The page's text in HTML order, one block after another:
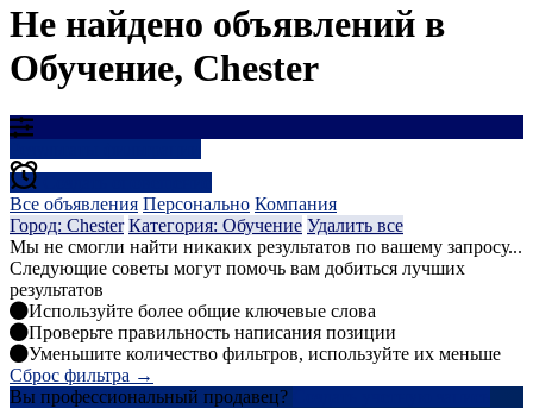
Не найдено объявлений в
Обучение, Chester
Все объявления Персонально Компания
Город: Chester Категория: Обучение Удалить все
Мы не смогли найти никаких результатов по вашему запросу...
Следующие советы могут помочь вам добиться лучших
результатов
Используйте более общие ключевые слова
Проверьте правильность написания позиции
Уменьшите количество фильтров, используйте их меньше
Сброс фильтра →
Вы профессиональный продавец?